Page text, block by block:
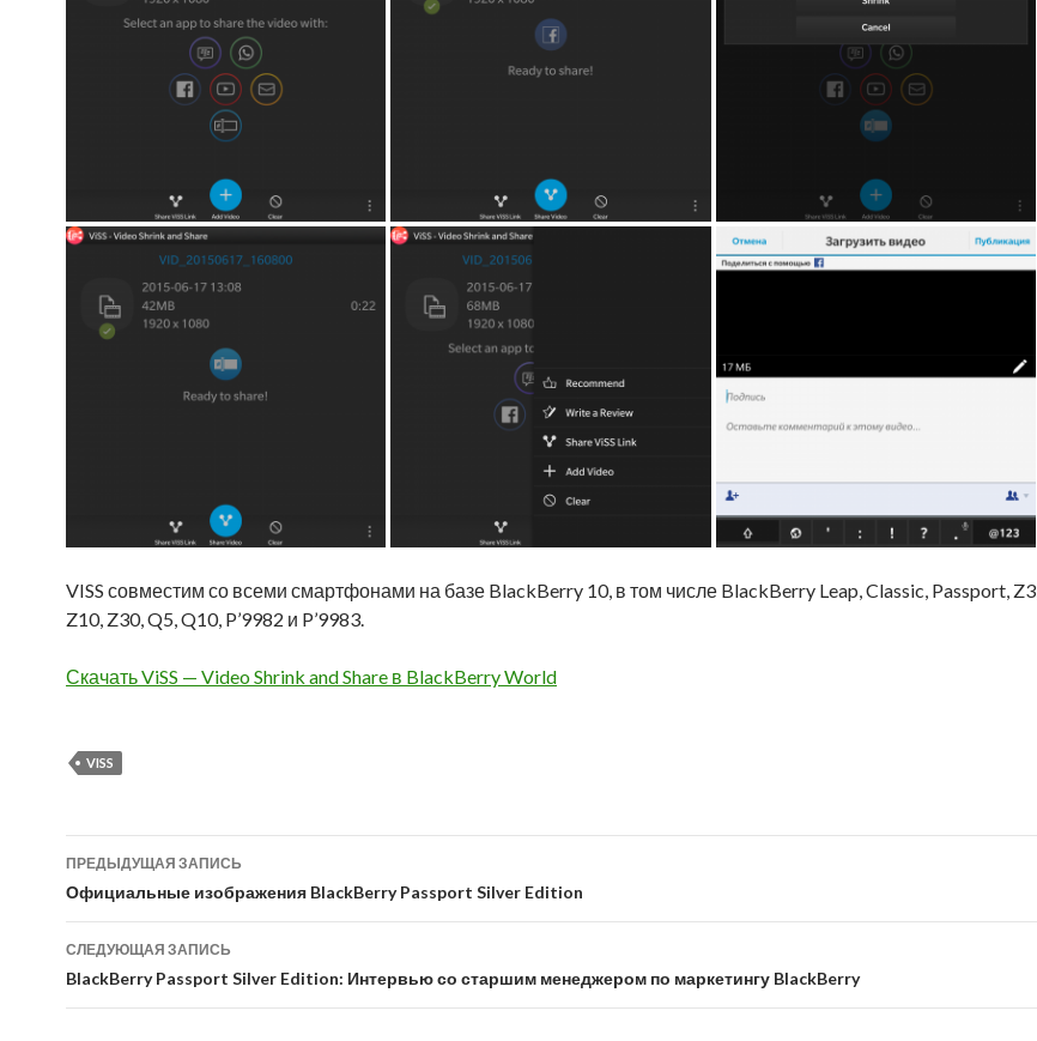
VISS совместим со всеми смартфонами на базе BlackBerry 10, в том числе BlackBerry Leap, Classic, Passport, Z3,
Z10, Z30, Q5, Q10, P’9982 и P’9983.
Скачать ViSS — Video Shrink and Share в BlackBerry World
VISS
Навигация
по
записям
ПРЕДЫДУЩАЯ ЗАПИСЬ
Официальные изображения BlackBerry Passport Silver Edition
СЛЕДУЮЩАЯ ЗАПИСЬ
BlackBerry Passport Silver Edition: Интервью со старшим менеджером по маркетингу BlackBerry